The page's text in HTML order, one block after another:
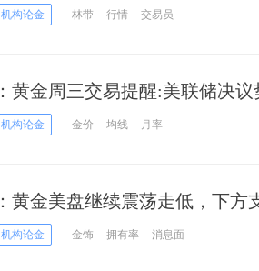
机构论金 林带 行情 交易员
：黄金周三交易提醒:美联储决
机构论金 金价 均线 月率
：黄金美盘继续震荡走低，下方
机构论金 金饰 拥有率 消息面